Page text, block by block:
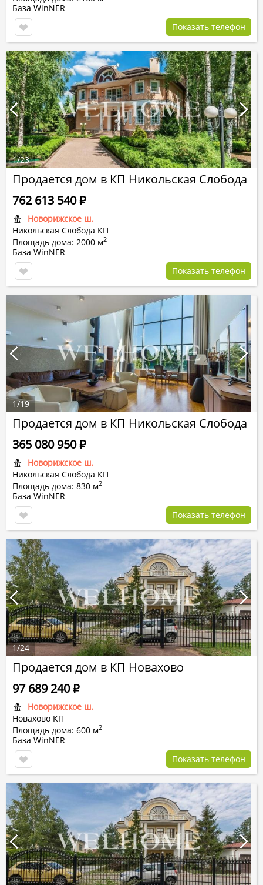
База WinNER
Показать телефон
Продается дом в КП Никольская Слобода
Новорижское ш.
Никольская Слобода КП
Площадь дома: 2000 м2
762 613 540Р
База WinNER
Показать телефон
1/23
Продается дом в КП Никольская Слобода
Новорижское ш.
Никольская Слобода КП
Площадь дома: 830 м2
365 080 950Р
База WinNER
Показать телефон
1/19
Продается дом в КП Новахово
Новорижское ш.
Новахово КП
Площадь дома: 600 м2
97 689 240Р
База WinNER
Показать телефон
1/24